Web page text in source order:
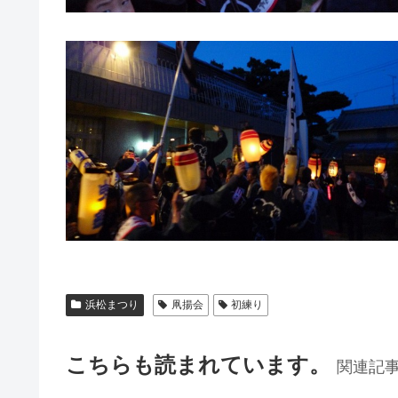
浜松まつり 凧揚会 初練り
こちらも読まれています。 関連記